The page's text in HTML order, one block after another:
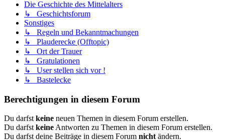
Die Geschichte des Mittelalters
↳ Geschichtsforum
Sonstiges
↳ Regeln und Bekanntmachungen
↳ Plauderecke (Offtopic)
↳ Ort der Trauer
↳ Gratulationen
↳ User stellen sich vor !
↳ Bastelecke
Berechtigungen in diesem Forum
Du darfstkeine neuen Themen in diesem Forum erstellen.
Du darfstkeineAntworten zu Themen in diesem Forum erstellen.
Du darfst deine Beiträge in diesem Forum nichtändern.